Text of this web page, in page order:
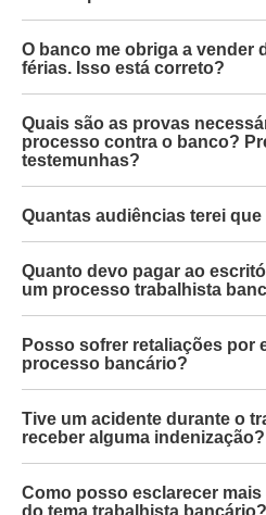
O banco me obriga a vender
férias. Isso está correto?
Quais são as provas
processo contra o banco?
testemunhas?
Quantas audiências terei
Quanto devo pagar ao
um processo trabalhista
Posso sofrer retaliações por
processo bancário?
Tive um acidente durante o
receber alguma indenização?
Como posso esclarecer
do tema trabalhista bancário?